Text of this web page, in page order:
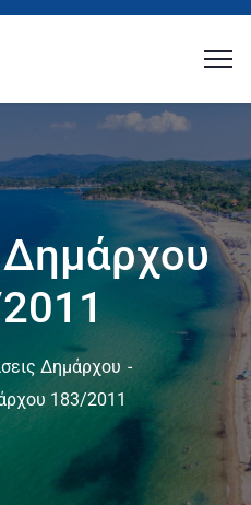
Δημάρχου
183/2011